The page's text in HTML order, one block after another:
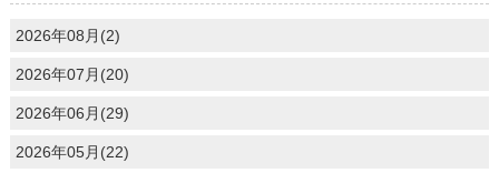
2026年08月(2)
2026年07月(20)
2026年06月(29)
2026年05月(22)